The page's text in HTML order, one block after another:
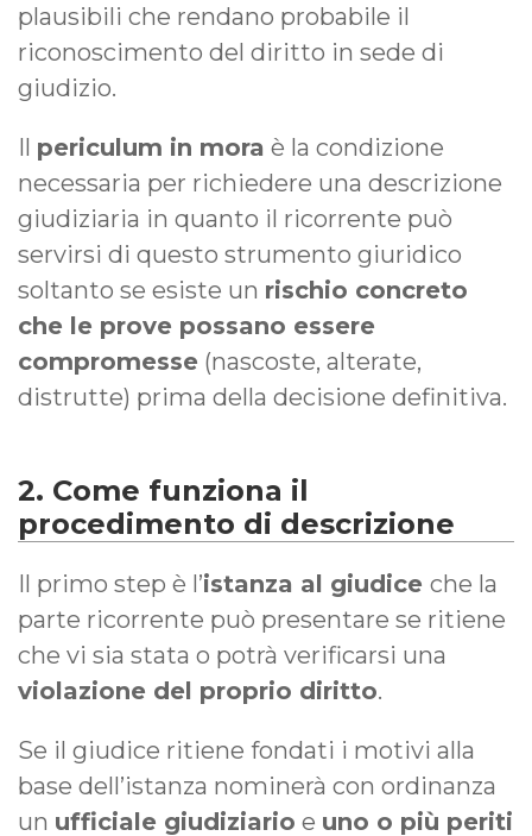
plausibili che rendano probabile il
riconoscimento del diritto in sede di
giudizio.
Il periculum in mora è la condizione
necessaria per richiedere una descrizione
giudiziaria in quanto il ricorrente può
servirsi di questo strumento giuridico
soltanto se esiste un rischio concreto
che le prove possano essere
compromesse (nascoste, alterate,
distrutte) prima della decisione definitiva.
2. Come funziona il
procedimento di descrizione
Il primo step è l’istanza al giudice che la
parte ricorrente può presentare se ritiene
che vi sia stata o potrà verificarsi una
violazione del proprio diritto.
Se il giudice ritiene fondati i motivi alla
base dell’istanza nominerà con ordinanza
un ufficiale giudiziario e uno o più periti